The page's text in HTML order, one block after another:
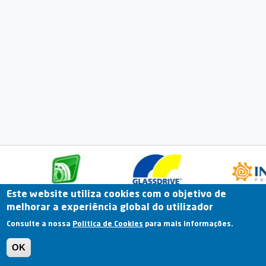
Previous
Fale Connosco Portal Online Arquivo
Termos e Condições | Política de Privacidade |
Este website utiliza cookies com o objetivo de
melhorar a experiência global do utilizador
Consulte a nossa Política de Cookies para mais informações.
OK